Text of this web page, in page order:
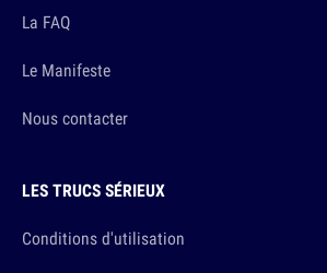
La FAQ
Le Manifeste
Nous contacter
LES TRUCS SÉRIEUX
Conditions d'utilisation